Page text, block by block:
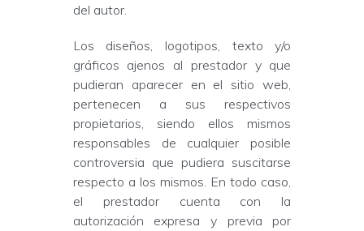
del autor.
Los diseños, logotipos, texto y/o
gráficos ajenos al prestador y que
pudieran aparecer en el sitio web,
pertenecen a sus respectivos
propietarios, siendo ellos mismos
responsables de cualquier posible
controversia que pudiera suscitarse
respecto a los mismos. En todo caso,
el prestador cuenta con la
autorización expresa y previa por